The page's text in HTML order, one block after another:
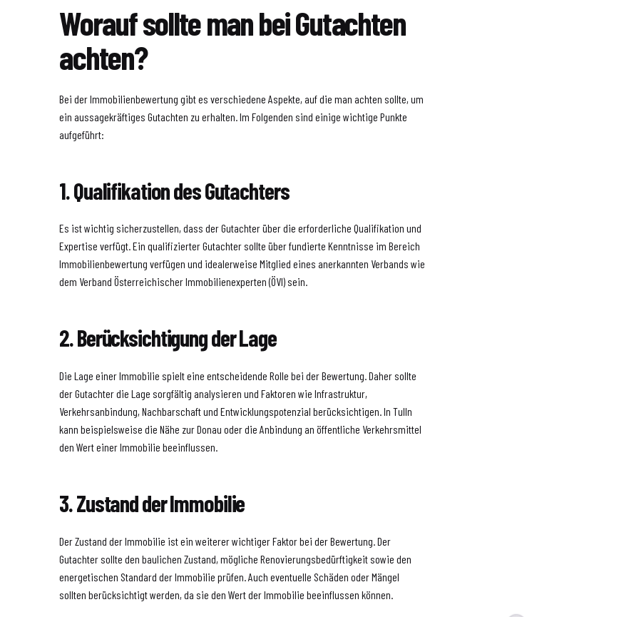
Worauf sollte man bei Gutachten
achten?
Bei der Immobilienbewertung gibt es verschiedene Aspekte, auf die man achten sollte, um
ein aussagekräftiges Gutachten zu erhalten. Im Folgenden sind einige wichtige Punkte
aufgeführt:
1. Qualifikation des Gutachters
Es ist wichtig sicherzustellen, dass der Gutachter über die erforderliche Qualifikation und
Expertise verfügt. Ein qualifizierter Gutachter sollte über fundierte Kenntnisse im Bereich
Immobilienbewertung verfügen und idealerweise Mitglied eines anerkannten Verbands wie
dem Verband Österreichischer Immobilienexperten (ÖVI) sein.
2. Berücksichtigung der Lage
Die Lage einer Immobilie spielt eine entscheidende Rolle bei der Bewertung. Daher sollte
der Gutachter die Lage sorgfältig analysieren und Faktoren wie Infrastruktur,
Verkehrsanbindung, Nachbarschaft und Entwicklungspotenzial berücksichtigen. In Tulln
kann beispielsweise die Nähe zur Donau oder die Anbindung an öffentliche Verkehrsmittel
den Wert einer Immobilie beeinflussen.
3. Zustand der Immobilie
Der Zustand der Immobilie ist ein weiterer wichtiger Faktor bei der Bewertung. Der
Gutachter sollte den baulichen Zustand, mögliche Renovierungsbedürftigkeit sowie den
energetischen Standard der Immobilie prüfen. Auch eventuelle Schäden oder Mängel
sollten berücksichtigt werden, da sie den Wert der Immobilie beeinflussen können.